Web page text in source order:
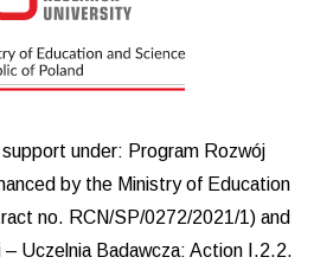
under: Program Rozwój
by the Ministry of Education
no. RCN/SP/0272/2021/1) and
– Uczelnia Badawcza: Action I.2.2.